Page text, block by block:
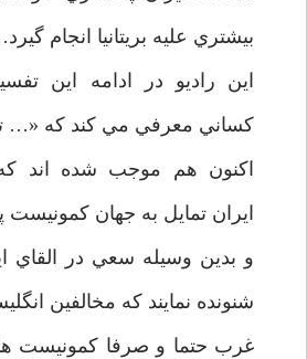
بيشتري عليه بريتانيا انجام
اين راديو در ادامه اين
كساني معرفي مي كند كه «…
اكنون هم موجب شده اند
ايران تمايل به جهان كمونيست
و بدين وسيله سعي در القاي
شنونده نمايند كه مخالفين
غرب حتما و صرفا كمونيست